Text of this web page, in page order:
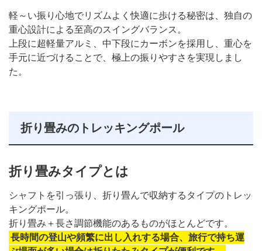
軽～い振り心地でリズムよく快適に歩ける秘密は、独自の
重心設計による至高のスイングバランス。
上段に超軽量アルミ、中下段にカーボンを採用し、重心を
手元に近づけることで、極上の振りやすさを実現しまし
た。
折り畳みのトレッキングポール
折り畳みタイプとは
シャフトを引っ張り、折り畳んで収納するタイプのトレッ
キングポール。
折り畳み＋長さ調節機能のあるものがほとんどです。
長時間の登山や頻繁に出し入れする場合、旅行で持ち運